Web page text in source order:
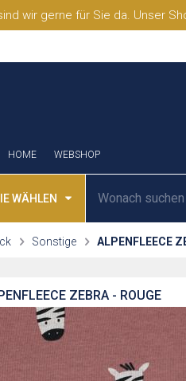
wir gerne für Sie da. Unser
HOME WEBSHOP
WÄHLEN
Sonstige ALPENFLEECE
ZEBRA - ROUGE